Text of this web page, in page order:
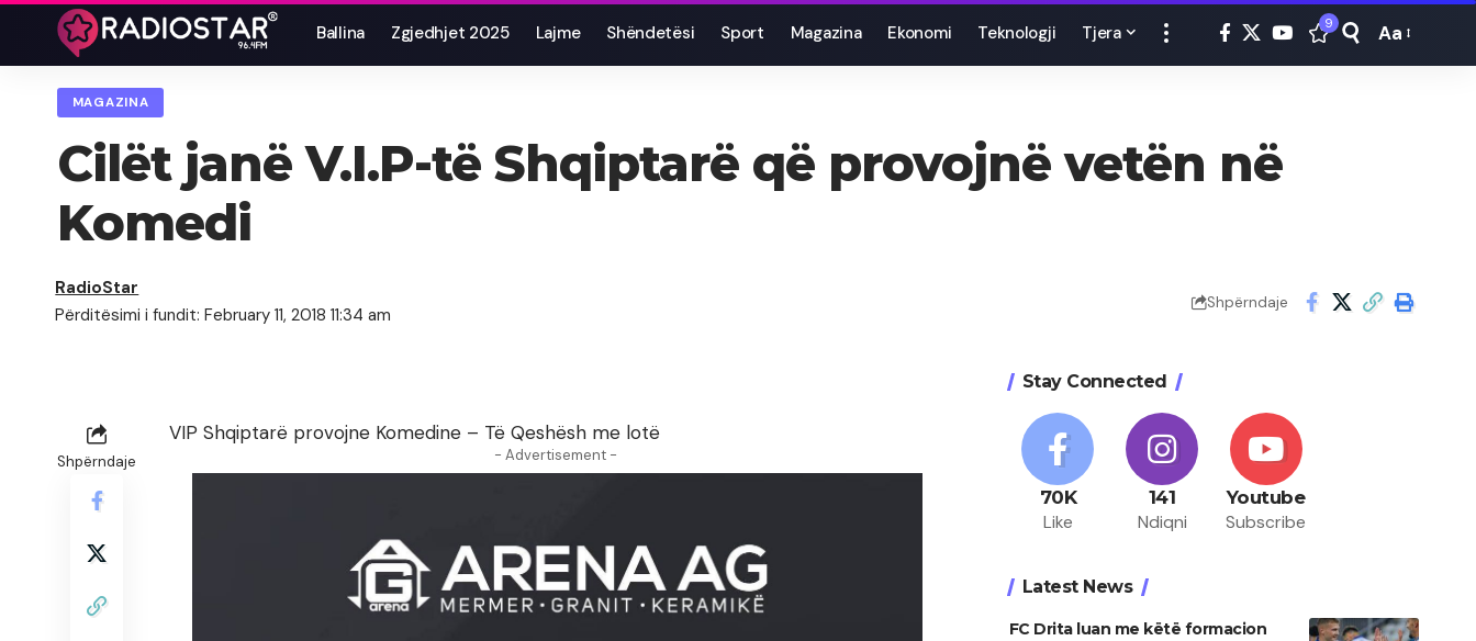
Ballina Zgjedhjet 2025 Lajme Shëndetësi Sport Magazina Ekonomi Teknologji Tjera 9
Font
Aa
MAGAZINA
Cilët janë V.I.P-të Shqiptarë që provojnë vetën në
Komedi
Përditësimi i fundit: February 11, 2018 11:34 am
RadioStar
Shpërndaje
Shpërndaje
VIP Shqiptarë provojne Komedine – Të Qeshësh me lotë
- Advertisement -
Stay Connected
70K
Like
141
Ndiqni
Youtube
Subscribe
Latest News
FC Drita luan me këtë formacion